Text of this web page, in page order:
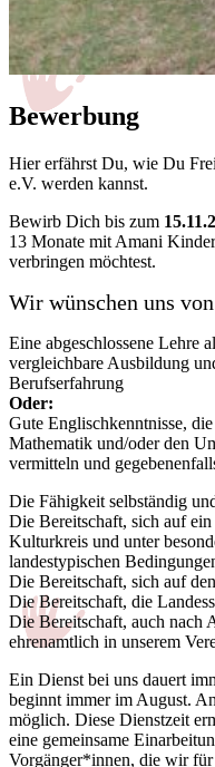
Bewerbung
Hier erfährst Du, wie Du
e.V. werden kannst.
Bewirb Dich bis zum
13 Monate mit Amani
verbringen möchtest.
Wir wünschen uns
Eine abgeschlossene Lehre
vergleichbare Ausbildung
Berufserfahrung
Oder:
Gute Englischkenntnisse,
Mathematik und/oder den
vermitteln und
Die Fähigkeit selbständig
Die Bereitschaft, sich auf
Kulturkreis und unter
landestypischen
Die Bereitschaft, sich auf
Die Bereitschaft, die
Die Bereitschaft, auch nach
ehrenamtlich in unserem
Ein Dienst bei uns dauert
beginnt immer im August.
möglich. Diese Dienstzeit
eine gemeinsame
Vorgänger*innen, die wir